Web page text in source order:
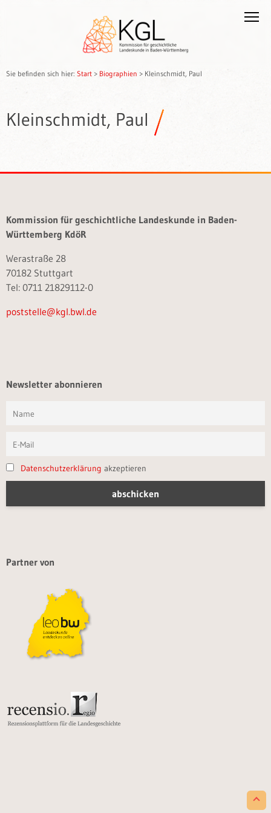
Sie befinden sich hier: Start > Biographien > Kleinschmidt, Paul
Kleinschmidt, Paul
Kommission für geschichtliche Landeskunde in Baden-
Württemberg KdöR
Werastraße 28
70182 Stuttgart
Tel: 0711 21829112-0
poststelle@kgl.bwl.de
Newsletter abonnieren
Datenschutzerklärung akzeptieren
Partner von